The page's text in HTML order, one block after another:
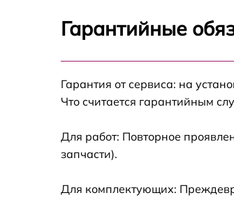
Гарантийные
Гарантия от сервиса: на
Что считается гарантийным
Для работ: Повторное
запчасти).
Для комплектующих: